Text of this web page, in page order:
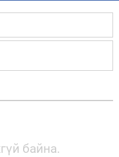
байна.